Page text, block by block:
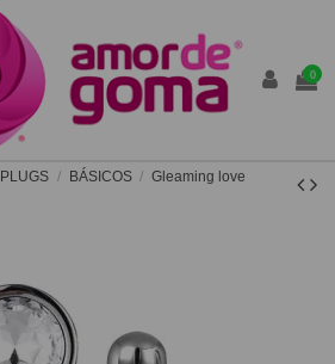
0
PLUGS BÁSICOS
Gleaming love